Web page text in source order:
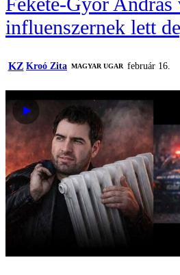
influenszernek lett
KZ Kroó Zita MAGYAR UGAR február 16.